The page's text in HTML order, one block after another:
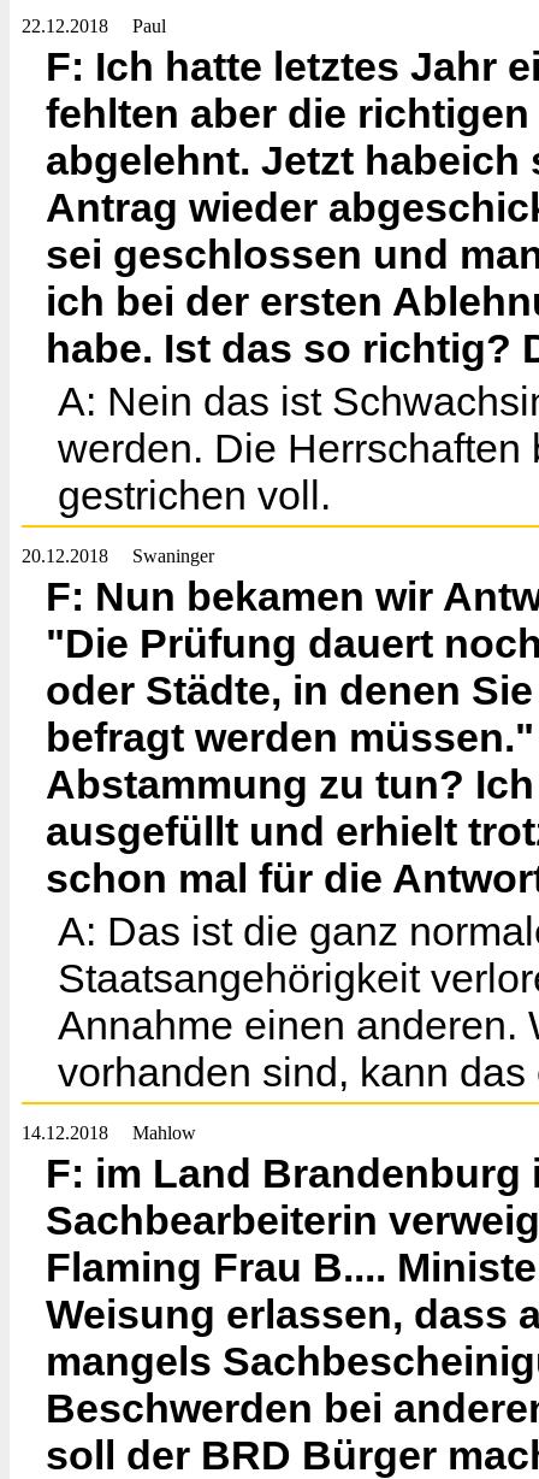
22.12.2018 Paul
F: Ich hatte letztes Jahr
fehlten aber die
abgelehnt. Jetzt
Antrag wieder
sei geschlossen und
ich bei der ersten
habe. Ist das so richtig?
A: Nein das ist
werden. Die Herrschaften
gestrichen voll.
20.12.2018 Swaninger
F: Nun bekamen wir
"Die Prüfung dauert
oder Städte, in denen
befragt werden
Abstammung zu tun?
ausgefüllt und erhielt
schon mal für die
A: Das ist die ganz
Staatsangehörigkeit
Annahme einen anderen.
vorhanden sind, kann
14.12.2018 Mahlow
F: im Land
Sachbearbeiterin
Flaming Frau B....
Weisung erlassen, dass
mangels
Beschwerden bei
soll der BRD Bürger